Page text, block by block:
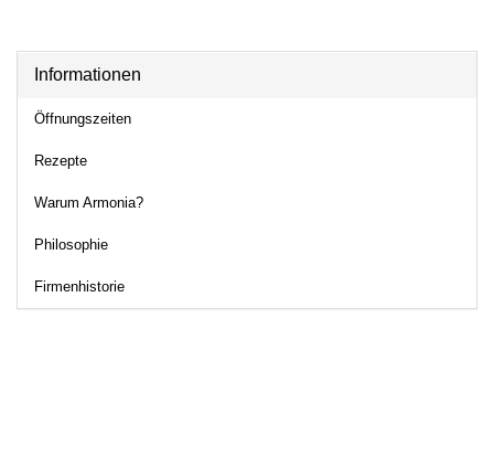
Informationen
Öffnungszeiten
Rezepte
Warum Armonia?
Philosophie
Firmenhistorie